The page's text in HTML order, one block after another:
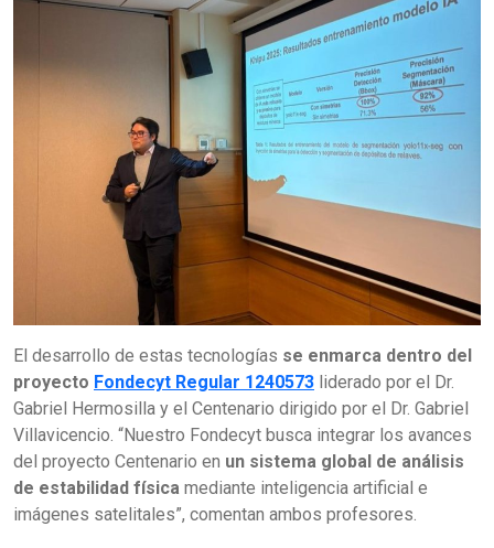
El desarrollo de estas tecnologías se enmarca dentro del
proyecto Fondecyt Regular 1240573 liderado por el Dr.
Gabriel Hermosilla y el Centenario dirigido por el Dr. Gabriel
Villavicencio. “Nuestro Fondecyt busca integrar los avances
del proyecto Centenario en un sistema global de análisis
de estabilidad física mediante inteligencia artificial e
imágenes satelitales”, comentan ambos profesores.